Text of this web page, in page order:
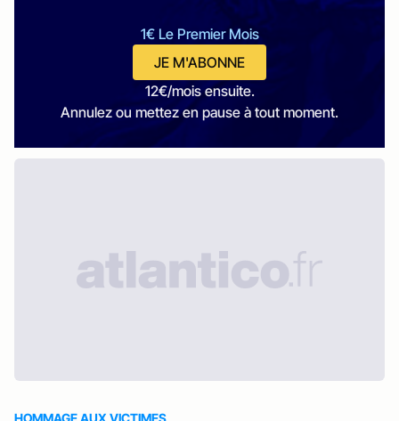
1€ Le Premier Mois
JE M'ABONNE
12€/mois ensuite.
Annulez ou mettez en pause à tout moment.
HOMMAGE AUX VICTIMES